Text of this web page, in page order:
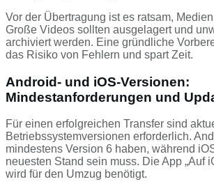
Vor der Übertragung ist es ratsam,
Große Videos sollten ausgelagert und
archiviert werden. Eine gründliche
das Risiko von Fehlern und spart Zeit.
Android- und iOS-Versionen:
Mindestanforderungen und
Für einen erfolgreichen Transfer sind
Betriebssystemversionen erforderlich.
mindestens Version 6 haben, während
neuesten Stand sein muss. Die App „Auf
wird für den Umzug benötigt.